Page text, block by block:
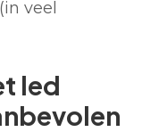
veel
led